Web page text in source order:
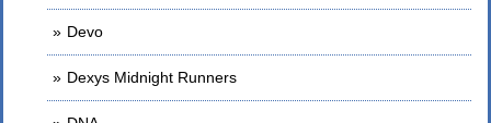
Devo
Dexys Midnight Runners